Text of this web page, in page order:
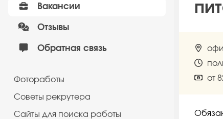
Вакансии
Отзывы
Обратная связь
Фотоработы
Советы рекрутера
Сайты для поиска работы
от